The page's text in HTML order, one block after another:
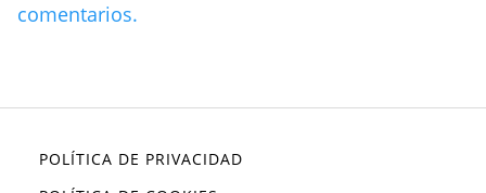
comentarios.
POLÍTICA DE PRIVACIDAD